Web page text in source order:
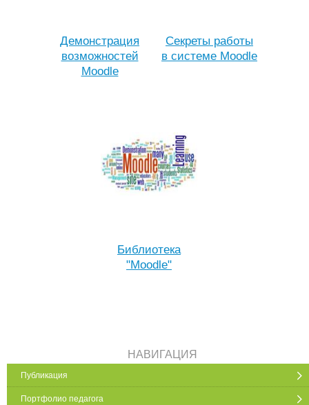
Демонстрация
возможностей
Moodle
Секреты работы
в системе Moodle
Библиотека
"Moodle"
НАВИГАЦИЯ
Публикация
Портфолио педагога